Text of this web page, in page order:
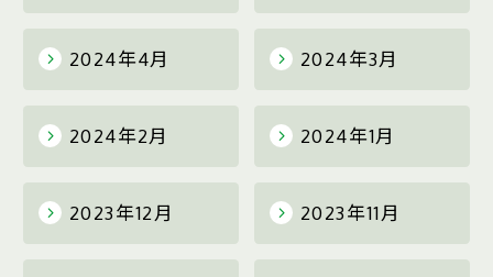
2024年4月 2024年3月
2024年2月 2024年1月
2023年12月 2023年11月